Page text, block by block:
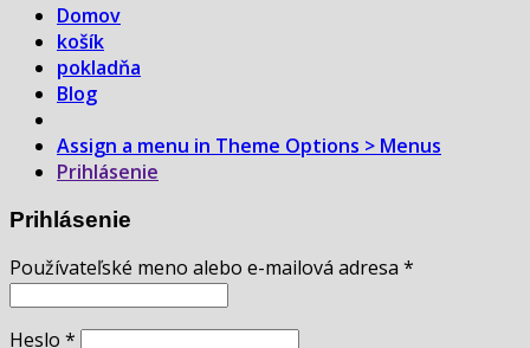
Domov
košík
pokladňa
Blog
Assign a menu in Theme Options > Menus
Prihlásenie
Prihlásenie
Používateľské meno alebo e-mailová adresa *
Heslo *